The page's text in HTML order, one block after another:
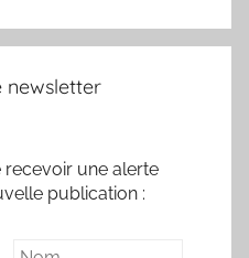
newsletter
une alerte
publication :